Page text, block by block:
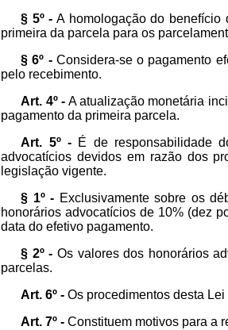
§ 5º - A homologação do benefício
primeira da parcela para os
§ 6º -Considera-se o pagamento
pelo recebimento.
Art. 4º - A atualização monetária
pagamento da primeira parcela.
Art. 5º -É de responsabilidade
advocatícios devidos em razão dos
legislação vigente.
§ 1º - Exclusivamente sobre os
honorários advocatícios de 10% (dez
data do efetivo pagamento.
§ 2º - Os valores dos honorários
parcelas.
Art. 6º - Os procedimentos desta
Art. 7º - Constituem motivos para a